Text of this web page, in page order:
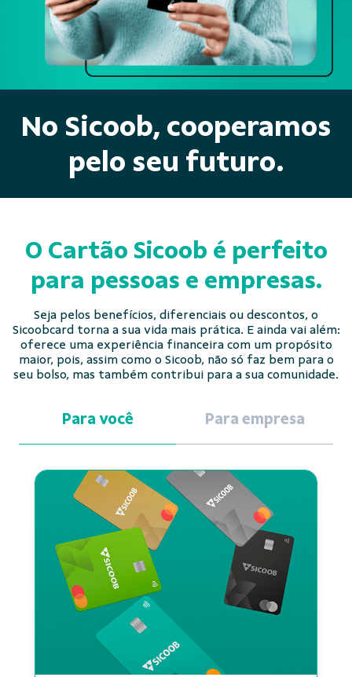
No Sicoob, cooperamos
pelo seu futuro.
O Cartão Sicoob é perfeito
para pessoas e empresas.
Seja pelos benefícios, diferenciais ou descontos, o
Sicoobcard torna a sua vida mais prática. E ainda vai além:
oferece uma experiência financeira com um propósito
maior, pois, assim como o Sicoob, não só faz bem para o
seu bolso, mas também contribui para a sua comunidade.
Para você Para empresa